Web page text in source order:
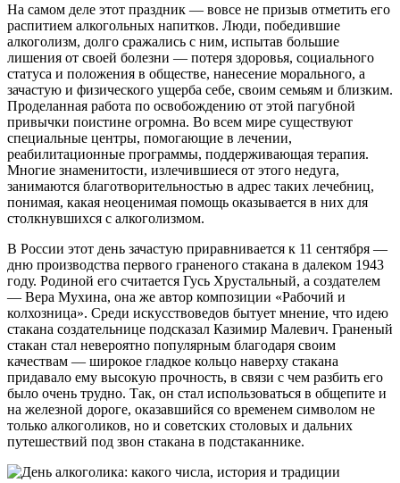
На самом деле этот праздник — вовсе не призыв отметить его
распитием алкогольных напитков. Люди, победившие
алкоголизм, долго сражались с ним, испытав большие
лишения от своей болезни — потеря здоровья, социального
статуса и положения в обществе, нанесение морального, а
зачастую и физического ущерба себе, своим семьям и близким.
Проделанная работа по освобождению от этой пагубной
привычки поистине огромна. Во всем мире существуют
специальные центры, помогающие в лечении,
реабилитационные программы, поддерживающая терапия.
Многие знаменитости, излечившиеся от этого недуга,
занимаются благотворительностью в адрес таких лечебниц,
понимая, какая неоценимая помощь оказывается в них для
столкнувшихся с алкоголизмом.
В России этот день зачастую приравнивается к 11 сентября —
дню производства первого граненого стакана в далеком 1943
году. Родиной его считается Гусь Хрустальный, а создателем
— Вера Мухина, она же автор композиции «Рабочий и
колхозница». Среди искусствоведов бытует мнение, что идею
стакана создательнице подсказал Казимир Малевич. Граненый
стакан стал невероятно популярным благодаря своим
качествам — широкое гладкое кольцо наверху стакана
придавало ему высокую прочность, в связи с чем разбить его
было очень трудно. Так, он стал использоваться в общепите и
на железной дороге, оказавшийся со временем символом не
только алкоголиков, но и советских столовых и дальних
путешествий под звон стакана в подстаканнике.